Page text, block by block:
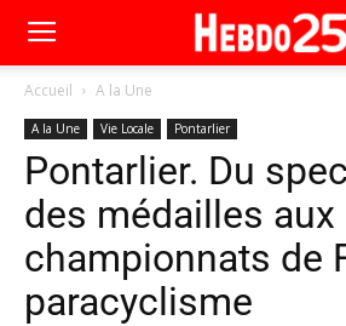
Accueil A la Une
A la Une Vie Locale Pontarlier
Pontarlier. Du
des médailles aux
championnats de
paracyclisme